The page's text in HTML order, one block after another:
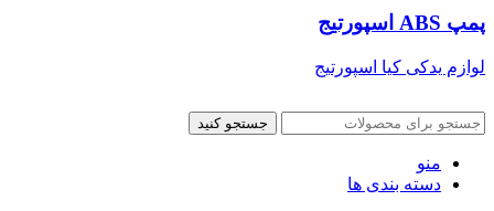
پمپ ABS اسپورتیج
لوازم یدکی کیا اسپورتیج
جستجو کنید
منو
دسته بندی ها